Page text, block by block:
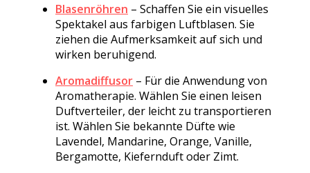
Blasenröhren – Schaffen Sie ein visuelles
Spektakel aus farbigen Luftblasen. Sie
ziehen die Aufmerksamkeit auf sich und
wirken beruhigend.
Aromadiffusor – Für die Anwendung von
Aromatherapie. Wählen Sie einen leisen
Duftverteiler, der leicht zu transportieren
ist. Wählen Sie bekannte Düfte wie
Lavendel, Mandarine, Orange, Vanille,
Bergamotte, Kiefernduft oder Zimt.